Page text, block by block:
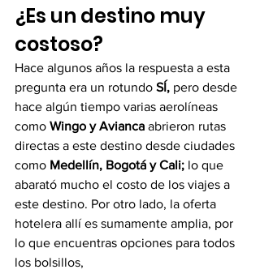
¿Es un destino muy
costoso?
Hace algunos años la respuesta a esta
pregunta era un rotundo SÍ, pero desde
hace algún tiempo varias aerolíneas
como Wingo y Avianca abrieron rutas
directas a este destino desde ciudades
como Medellín, Bogotá y Cali; lo que
abarató mucho el costo de los viajes a
este destino. Por otro lado, la oferta
hotelera allí es sumamente amplia, por
lo que encuentras opciones para todos
los bolsillos,